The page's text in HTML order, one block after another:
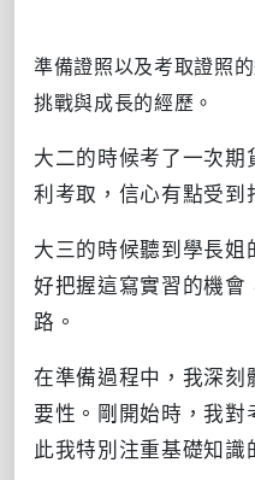
準備證照以及考取證照
挑戰與成長的經歷。
大二的時候考了一次
利考取，信心有點受到
大三的時候聽到學長
好把握這寫實習的機會
路。
在準備過程中，我深
要性。剛開始時，我
此我特別注重基礎知識